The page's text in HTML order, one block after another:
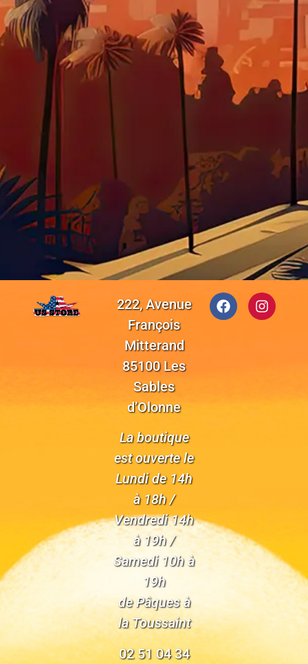
222, Avenue
François
Mitterand
85100 Les
Sables
d’Olonne
La boutique
est ouverte le
Lundi de 14h
à 18h /
Vendredi 14h
à 19h /
Samedi 10h à
19h
de Pâques à
la Toussaint
02 51 04 34